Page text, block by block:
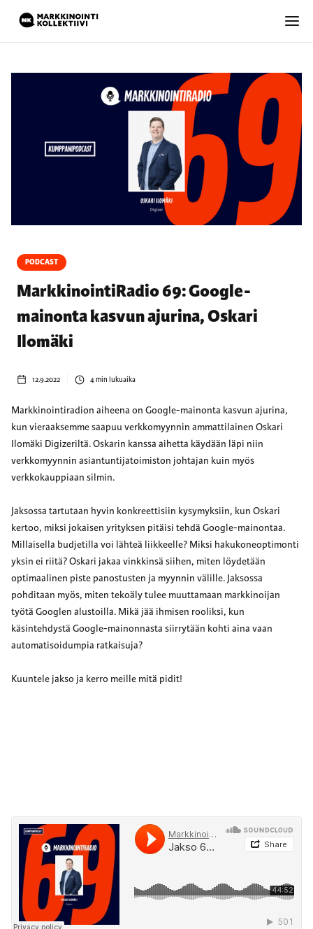
PODCAST
MarkkinointiRadio 69: Google-
mainonta kasvun ajurina, Oskari
Ilomäki
12.9.2022 4min lukuaika
Markkinointiradion aiheena on Google-mainonta kasvun ajurina,
kun vieraaksemme saapuu verkkomyynnin ammattilainen Oskari
Ilomäki Digizeriltä. Oskarin kanssa aihetta käydään läpi niin
verkkomyynnin asiantuntijatoimiston johtajan kuin myös
verkkokauppiaan silmin.
Jaksossa tartutaan hyvin konkreettisiin kysymyksiin, kun Oskari
kertoo, miksi jokaisen yrityksen pitäisi tehdä Google-mainontaa.
Millaisella budjetilla voi lähteä liikkeelle? Miksi hakukoneoptimonti
yksin ei riitä? Oskari jakaa vinkkinsä siihen, miten löydetään
optimaalinen piste panostusten ja myynnin välille. Jaksossa
pohditaan myös, miten tekoäly tulee muuttamaan markkinoijan
työtä Googlen alustoilla. Mikä jää ihmisen rooliksi, kun
käsintehdystä Google-mainonnasta siirrytään kohti aina vaan
automatisoidumpia ratkaisuja?
Kuuntele jakso ja kerro meille mitä pidit!